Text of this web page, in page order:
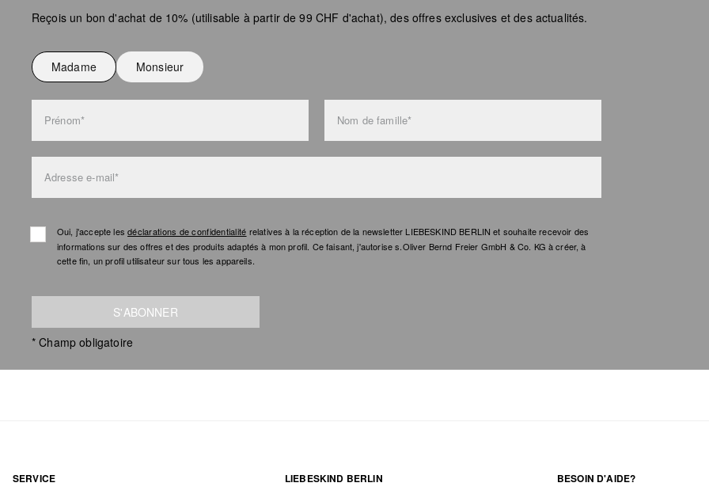
Reçois un bon d'achat de 10% (utilisable à partir de 99 CHF d'achat), des offres exclusives et des actualités.
Madame Monsieur
Prénom* Nom de famille*
Adresse e-mail*
Oui, j'accepte lesdéclarations de confidentialité relatives à la réception de la newsletter LIEBESKIND BERLIN et souhaite recevoir des
informations sur des offres et des produits adaptés à mon profil. Ce faisant, j'autorise s.Oliver Bernd Freier GmbH & Co. KG à créer, à
cette fin, un profil utilisateur sur tous les appareils.
S'ABONNER
* Champ obligatoire
SERVICE LIEBESKIND BERLIN BESOIN D'AIDE?